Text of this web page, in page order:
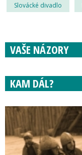
Slovácké divadlo
VAŠE NÁZORY
KAM DÁL?